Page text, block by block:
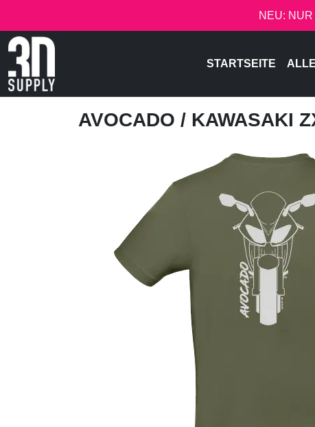
NEU:
STARTSEITE
AVOCADO / KAWASAKI